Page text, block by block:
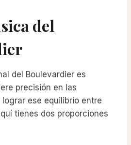
del
del Boulevardier es
precisión en las
ese equilibrio entre
tienes dos proporciones